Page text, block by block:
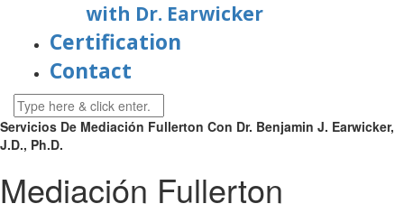
with Dr. Earwicker
Certification
Contact
Servicios De Mediación Fullerton Con Dr. Benjamin J. Earwicker,
J.D., Ph.D.
Mediación Fullerton